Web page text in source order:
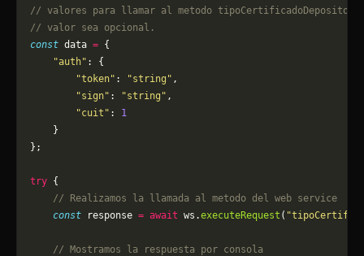
// valores para llamar al metodo
// valor sea opcional.
const data = {
    "auth"
: {
        "token"
: "string" ,
        "sign"
: "string" ,
        "cuit"
: 1
    }
};
try {
    // Realizamos la llamada al metodo del web service
    const
response = await ws.executeRequest (
    // Mostramos la respuesta por consola